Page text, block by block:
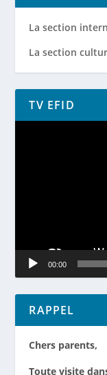
La section
La section
TV EFID
Lecteur
00:00
RAPPEL
Chers parents,
Toute visite